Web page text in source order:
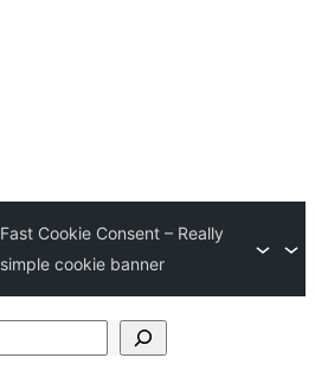
Fast Cookie Consent – Really
simple cookie banner